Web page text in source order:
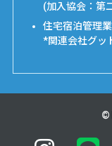
(加入協会：第
住宅宿泊管理
*関連会社グッ
©